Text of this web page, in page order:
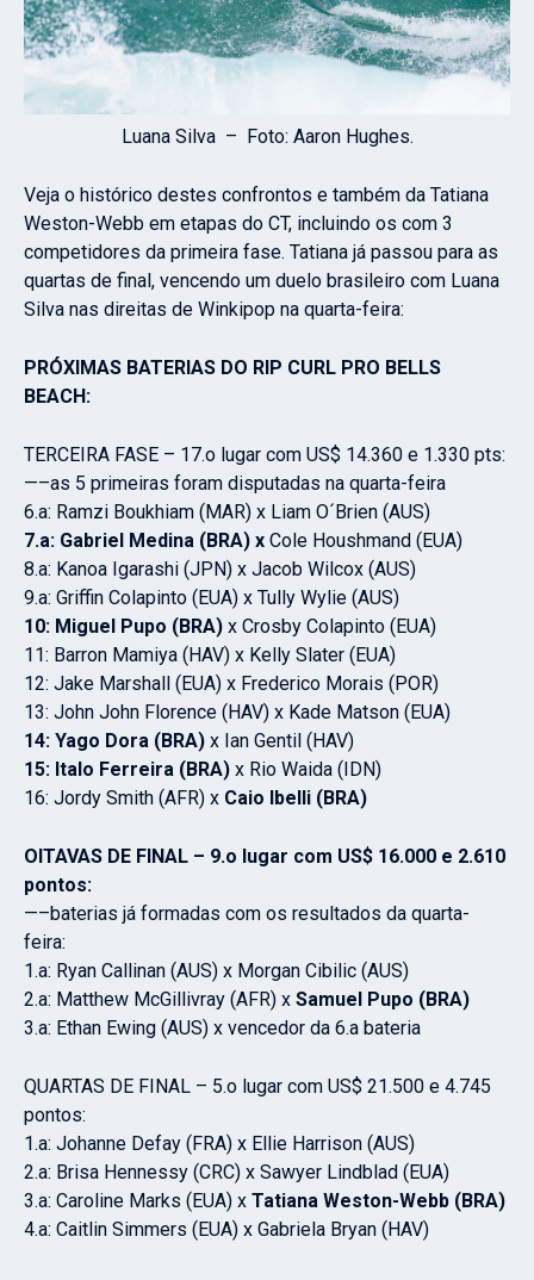
Luana Silva – Foto: Aaron Hughes.
Veja o histórico destes confrontos e também da Tatiana
Weston-Webb em etapas do CT, incluindo os com 3
competidores da primeira fase. Tatiana já passou para as
quartas de final, vencendo um duelo brasileiro com Luana
Silva nas direitas de Winkipop na quarta-feira:
PRÓXIMAS BATERIAS DO RIP CURL PRO BELLS
BEACH:
TERCEIRA FASE – 17.o lugar com US$ 14.360 e 1.330 pts:
—–as 5 primeiras foram disputadas na quarta-feira
6.a: Ramzi Boukhiam (MAR) x Liam O´Brien (AUS)
7.a: Gabriel Medina (BRA) x Cole Houshmand (EUA)
8.a: Kanoa Igarashi (JPN) x Jacob Wilcox (AUS)
9.a: Griffin Colapinto (EUA) x Tully Wylie (AUS)
10: Miguel Pupo (BRA) x Crosby Colapinto (EUA)
11: Barron Mamiya (HAV) x Kelly Slater (EUA)
12: Jake Marshall (EUA) x Frederico Morais (POR)
13: John John Florence (HAV) x Kade Matson (EUA)
14: Yago Dora (BRA) x Ian Gentil (HAV)
15: Italo Ferreira (BRA) x Rio Waida (IDN)
16: Jordy Smith (AFR) x Caio Ibelli (BRA)
OITAVAS DE FINAL – 9.o lugar com US$ 16.000 e 2.610
pontos:
—–baterias já formadas com os resultados da quarta-
feira:
1.a: Ryan Callinan (AUS) x Morgan Cibilic (AUS)
2.a: Matthew McGillivray (AFR) x Samuel Pupo (BRA)
3.a: Ethan Ewing (AUS) x vencedor da 6.a bateria
QUARTAS DE FINAL – 5.o lugar com US$ 21.500 e 4.745
pontos:
1.a: Johanne Defay (FRA) x Ellie Harrison (AUS)
2.a: Brisa Hennessy (CRC) x Sawyer Lindblad (EUA)
3.a: Caroline Marks (EUA) x Tatiana Weston-Webb (BRA)
4.a: Caitlin Simmers (EUA) x Gabriela Bryan (HAV)